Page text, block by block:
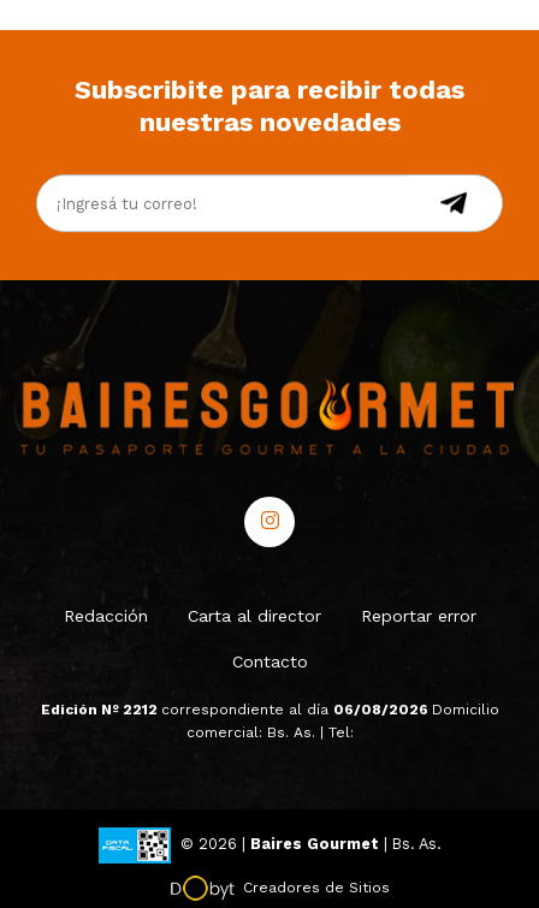
Subscribite para recibir todas
nuestras novedades
Redacción Carta al director Reportar error
Contacto
Edición Nº 2212 correspondiente al día 06/08/2026 Domicilio
comercial: Bs. As. | Tel:
© 2026 | Baires Gourmet | Bs. As.
Creadores de Sitios